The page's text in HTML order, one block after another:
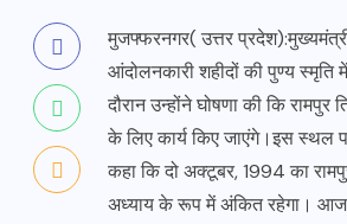
मुजफ्फरनगर( उत्तर
आंदोलनकारी शहीदों की पुण्य स्मृति
दौरान उन्होंने घोषणा की कि
के लिए कार्य किए जाएंगे।इस स्थल
कहा कि दो अक्टूबर, 1994 का
अध्याय के रूप में अंकित रहेगा। आज